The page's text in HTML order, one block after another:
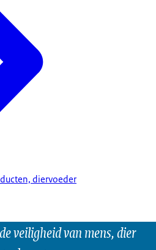
diervoeder
veiligheid van mens, dier